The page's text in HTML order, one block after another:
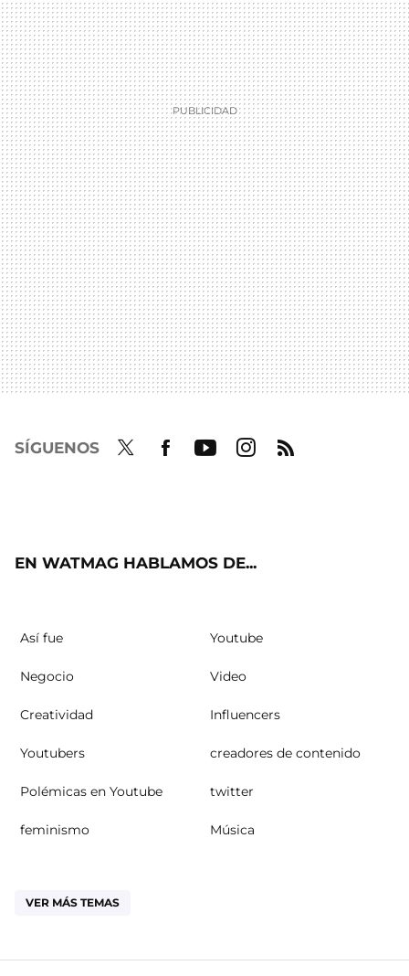
SÍGUENOS
EN WATMAG HABLAMOS DE...
Así fue Youtube
Negocio Video
Creatividad Influencers
Youtubers creadores de contenido
Polémicas en Youtube twitter
feminismo Música
VER MÁS TEMAS